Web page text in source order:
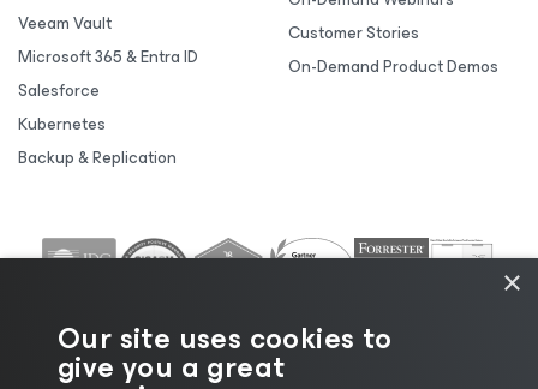
Veeam Vault
Microsoft 365 & Entra ID
Salesforce
Kubernetes
Backup & Replication
Customer Stories
On-Demand Product Demos
×
Our site uses cookies to
give you a great